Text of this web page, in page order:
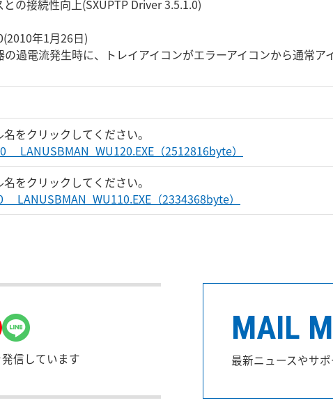
との接続性向上(SXUPTP Driver 3.5.1.0)
年1月26日)
の過電流発生時に、トレイアイコンがエラーアイコンから通常
をクリックしてください。
LANUSBMAN_WU120.EXE（2512816byte）
をクリックしてください。
LANUSBMAN_WU110.EXE（2334368byte）
信しています
MAIL
最新ニュースやサ